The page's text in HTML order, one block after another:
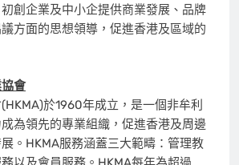
創企業及中小企提供商業發展、品牌
方面的思想領導，促進香港及區域的
會
於1960年成立，是一個非牟利
為領先的專業組織，促進香港及周邊
。HKMA服務涵蓋三大範疇：管理教